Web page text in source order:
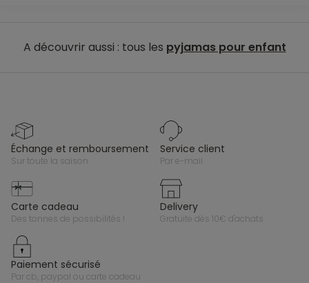
A découvrir aussi : tous les pyjamas pour enfant
échange et remboursement
sur toute la saison
service client
par e-mail
carte cadeau
des tonnes de possibilités !
delivery
gratuite dès 10€ d'achats
paiement sécurisé
par cb, paypal ou carte cadeau